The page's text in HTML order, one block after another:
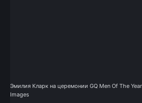
Эмилия Кларк на церемонии GQ Men Of The
Images